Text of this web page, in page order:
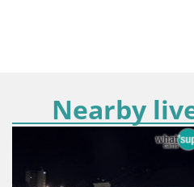
Nearby
Hrvaška / Koprivničko-
Križevci event spletna